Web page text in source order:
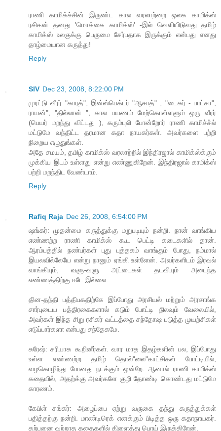
ராணி காமிக்ச்சின் இருண்ட கால வரலாற்றை ஒலக காமிக்ஸ்
ரசிகன் தனது 'மொக்கை காமிக்ஸ்' -இல் வெளியிடுவது தமிழ்
காமிக்ஸ் உலகுக்கு பெருமை சேர்பதாக இருக்கும் என்பது எனது
தாழ்மையான கருத்து!
Reply
SIV Dec 23, 2008, 8:22:00 PM
முரட்டு வீரர் "காரத்", இன்ஸ்பெக்டர் "ஆசாத்" , "டைகர் - பாட்சா",
ராயன்", "தில்லான் ", கால பயணம் மேற்கொள்ளளும் ஒரு வீரர்
(பெயர் மறந்து விட்டது ), கரும்புலி போன்றோர் ராணி காமிச்ச்ல்
மட்டுமே வந்திட்ட தரமான கதா நாயகர்கள். அவர்களை பற்றி
நிறைய எழுதுங்கள்.
அதே சமயம், தமிழ் காமிக்ஸ் வரலாற்றில் இந்திரஜால் காமிக்ஸ்க்கும்
முக்கிய இடம் உள்ளது என்று எண்ணுகிறேன். இந்திரஜால் காமிக்ஸ்
பற்றி மறந்திட வேண்டாம்.
Reply
Rafiq Raja Dec 26, 2008, 6:54:00 PM
ஷங்கர்: முதன்மை கருத்துக்கு மறுபடியும் நன்றி. நான் வாங்கிய
எண்ணற்ற ராணி காமிக்ஸ் கூட பெட்டி கடைகளில் தான்.
ஆரம்பத்தில் நண்பர்கள் புது புத்தகம் வாங்கும் போது, நம்மால்
இயலவில்லேயே என்று நானும் ஏங்கி உள்ளேன். அவர்களிடம் இரவல்
வாங்கியும், வளு-வளு அட்டைகள் தடவியும் அடைந்த
எண்ணத்திற்கு ஈடே இல்லை.
தின-தந்தி பத்திபகதிற்கே இப்போது அரசியல் மற்றும் அரசாங்க
சார்புடைய பத்திரகைகளால் கடும் போட்டி நிலவும் வேலையில்,
அவர்கள் இந்த சிறு ரசிகர் வட்டத்தை சந்தோஷ படுத்த முயற்சிகள்
எடுப்பார்களா என்பது சந்தேகமே.
சுரேஷ்: சரியாக கூறினீர்கள். வார மாத இதழ்களின் பல, இப்போது
உள்ள எண்ணற்ற தமிழ் தொல்"லை"காட்சிகள் போட்டியில்,
வழகொழிந்து போனது நடக்கும் ஒன்றே. ஆனால் ராணி காமிக்ஸ்
கதையில், அதற்க்கு அவர்களே குழி தோண்டி கொண்டது மட்டுமே
காரணம்.
கேபிள் சங்கர்: அழைப்பை ஏற்று வருகை தந்து கருத்துக்கள்
பதித்தற்கு நன்றி. மாண்டிரெக் எனக்கும் பிடித்த ஒரு கதாநாயகர்.
கற்பனை வற்றாத கதைகளில் திளைத்து பொய் இருக்கிறேன்.